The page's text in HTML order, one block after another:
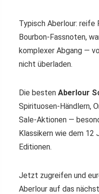
Typisch Aberlour: reife
Bourbon-Fassnoten,
komplexer Abgang —
nicht überladen.
Die besten Aberlour
Spirituosen-Händlern,
Sale-Aktionen —
Klassikern wie dem 12
Editionen.
Jetzt zugreifen und
Aberlour auf das